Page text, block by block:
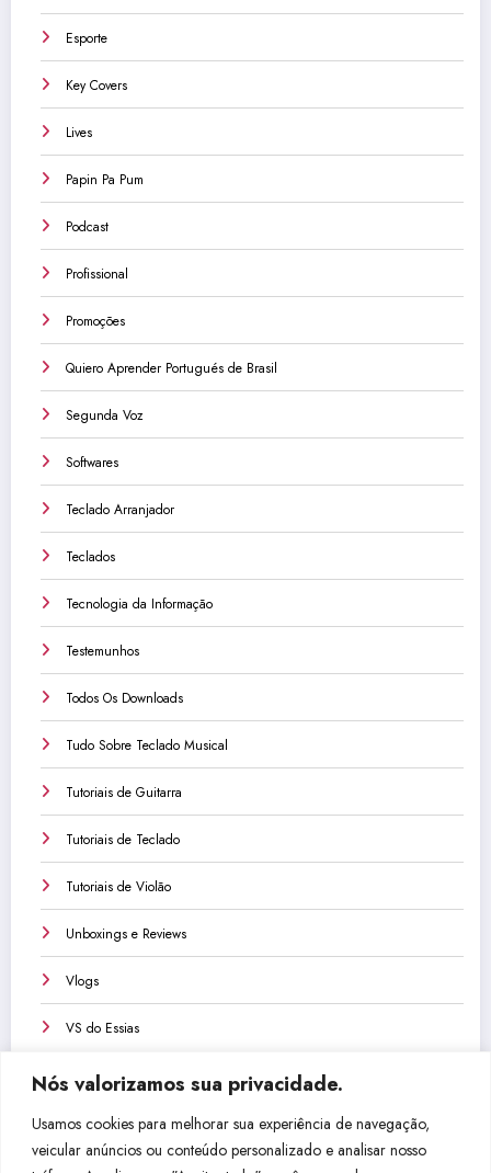
Nós valorizamos sua privacidade.
Usamos cookies para melhorar sua experiência de navegação,
veicular anúncios ou conteúdo personalizado e analisar nosso
Esporte
Key Covers
Lives
Papin Pa Pum
Podcast
Profissional
Promoções
Quiero Aprender Portugués de Brasil
Segunda Voz
Softwares
Teclado Arranjador
Teclados
Tecnologia da Informação
Testemunhos
Todos Os Downloads
Tudo Sobre Teclado Musical
Tutoriais de Guitarra
Tutoriais de Teclado
Tutoriais de Violão
Unboxings e Reviews
Vlogs
VS do Essias
Não perca isso!